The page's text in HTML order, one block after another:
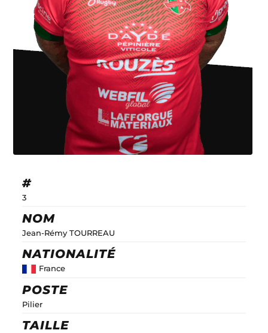
#
3
NOM
Jean-Rémy TOURREAU
NATIONALITÉ
France
POSTE
Pilier
TAILLE